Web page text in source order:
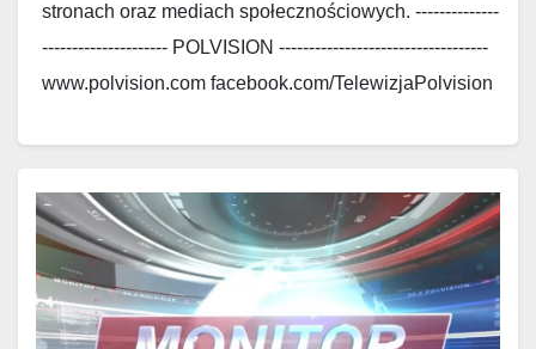
stronach oraz mediach społecznościowych. --------------
--------------------- POLVISION -----------------------------------
www.polvision.com facebook.com/TelewizjaPolvision